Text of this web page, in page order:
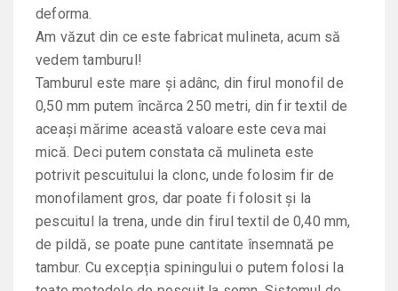
deforma.
Am văzut din ce este fabricat mulineta, acum să
vedem tamburul!
Tamburul este mare și adânc, din firul monofil de
0,50 mm putem încărca 250 metri, din fir textil de
aceași mărime această valoare este ceva mai
mică. Deci putem constata că mulineta este
potrivit pescuitului la clonc, unde folosim fir de
monofilament gros, dar poate fi folosit și la
pescuitul la trena, unde din firul textil de 0,40 mm,
de pildă, se poate pune cantitate însemnată pe
tambur. Cu excepția spiningului o putem folosi la